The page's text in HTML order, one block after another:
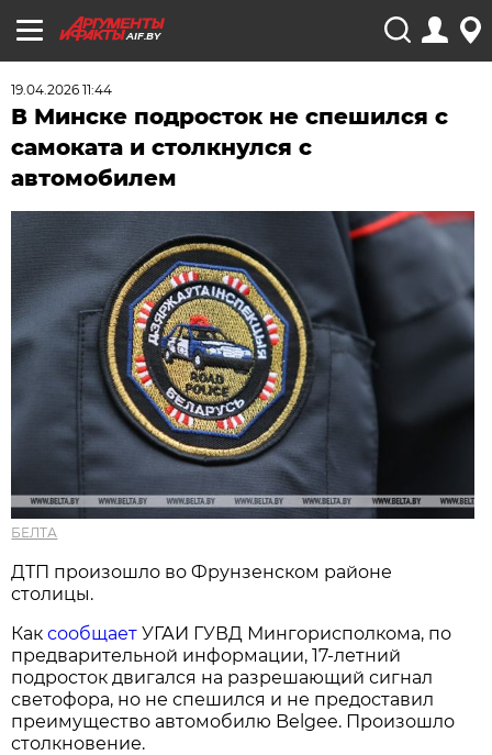
AIF.BY
19.04.2026 11:44
В Минске подросток не спешился с
самоката и столкнулся с
автомобилем
БЕЛТА
ДТП произошло во Фрунзенском районе
столицы.
КаксообщаетУГАИ ГУВД Мингорисполкома, по
предварительной информации, 17-летний
подросток двигался на разрешающий сигнал
светофора, но не спешился и не предоставил
преимущество автомобилю Belgee. Произошло
столкновение.